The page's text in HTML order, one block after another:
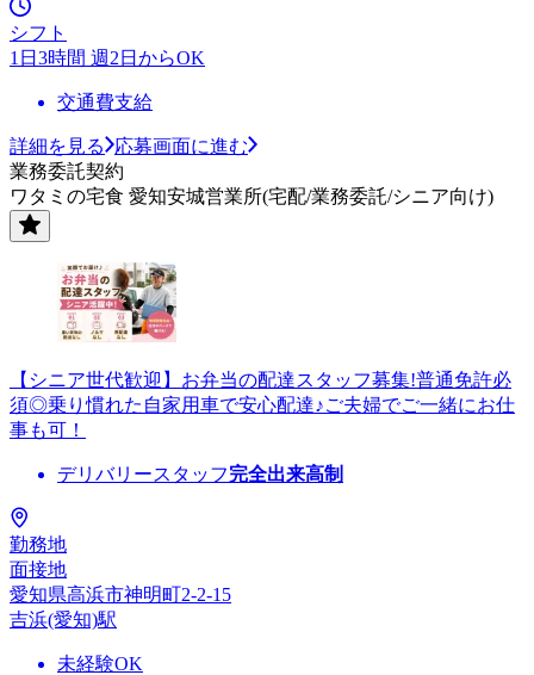
シフト
1日3時間 週2日からOK
交通費支給
詳細を見る
応募画面に進む
業務委託契約
ワタミの宅食 愛知安城営業所(宅配/業務委託/シニア向け)
【シニア世代歓迎】お弁当の配達スタッフ募集!普通免許必
須◎乗り慣れた自家用車で安心配達♪ご夫婦でご一緒にお仕
事も可！
デリバリースタッフ完全出来高制
勤務地
面接地
愛知県高浜市神明町2-2-15
吉浜(愛知)駅
未経験OK